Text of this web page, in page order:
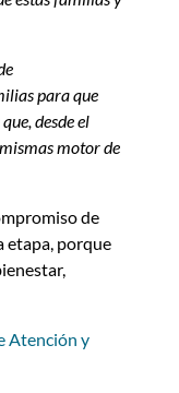
para que
desde el
motor de
de
etapa, porque
Atención y